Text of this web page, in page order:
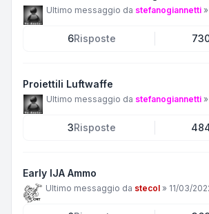
Ultimo messaggio da stefanogiannetti »
6Risposte
Proiettili Luftwaffe
Ultimo messaggio da stefanogiannetti »
3Risposte
Early IJA Ammo
Ultimo messaggio da stecol » 11/03/